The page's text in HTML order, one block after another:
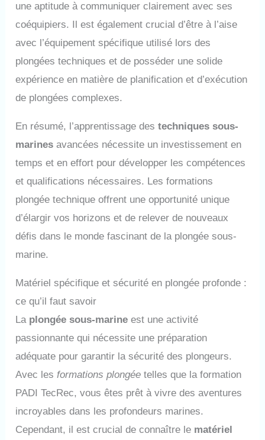
une aptitude à communiquer clairement avec ses
coéquipiers. Il est également crucial d’être à l’aise
avec l’équipement spécifique utilisé lors des
plongées techniques et de posséder une solide
expérience en matière de planification et d’exécution
de plongées complexes.
En résumé, l’apprentissage destechniques sous-
marines avancées nécessite un investissement en
temps et en effort pour développer les compétences
et qualifications nécessaires. Les formations
plongée technique offrent une opportunité unique
d’élargir vos horizons et de relever de nouveaux
défis dans le monde fascinant de la plongée sous-
marine.
Matériel spécifique et sécurité en plongée profonde :
ce qu’il faut savoir
La plongée sous-marine est une activité
passionnante qui nécessite une préparation
adéquate pour garantir la sécurité des plongeurs.
Avec lesformations plongée telles que la formation
PADI TecRec, vous êtes prêt à vivre des aventures
incroyables dans les profondeurs marines.
Cependant, il est crucial de connaître le matériel